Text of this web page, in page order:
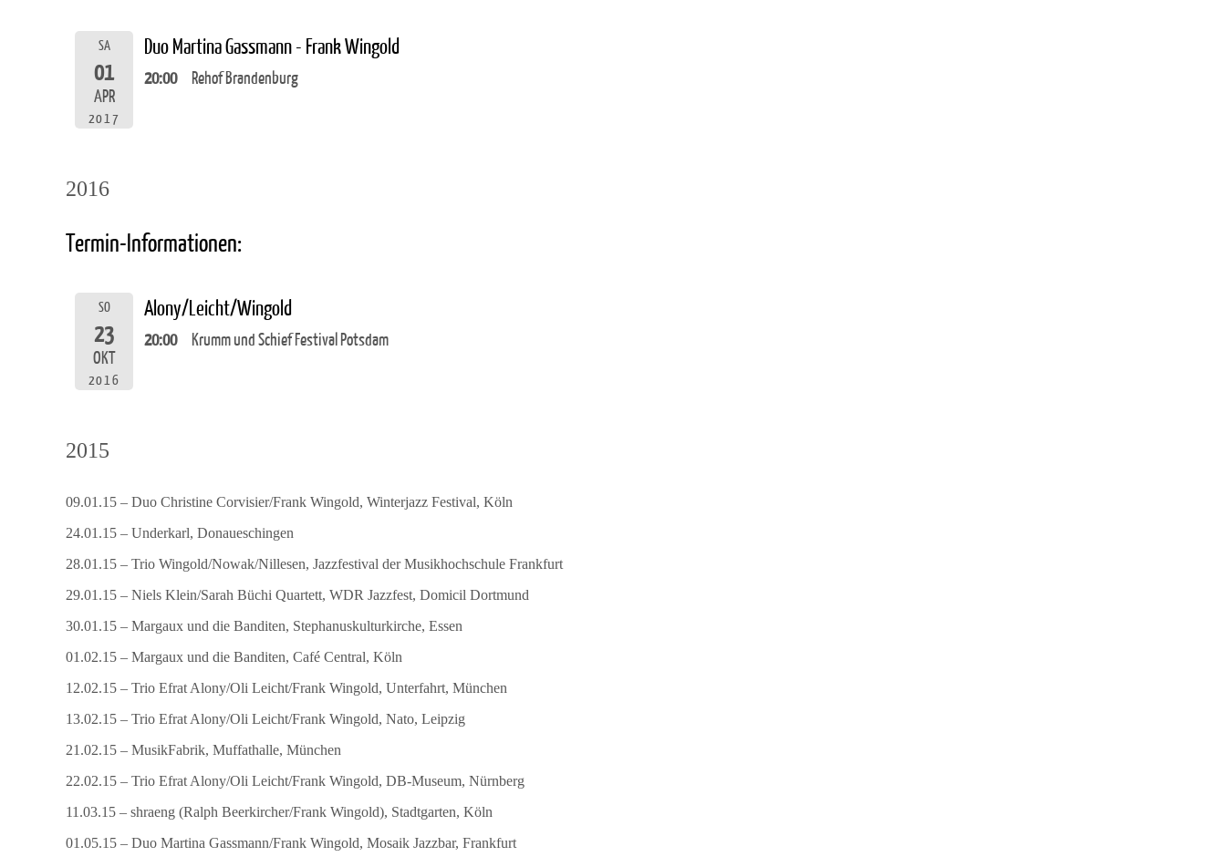
SA
01
APR
2017
Duo Martina Gassmann - Frank Wingold
20:00 Rehof Brandenburg
2016
Termin-Informationen:
SO
23
OKT
2016
Alony/Leicht/Wingold
20:00 Krumm und Schief Festival Potsdam
2015
09.01.15 – Duo Christine Corvisier/Frank Wingold, Winterjazz Festival, Köln
24.01.15 – Underkarl, Donaueschingen
28.01.15 – Trio Wingold/Nowak/Nillesen, Jazzfestival der Musikhochschule Frankfurt
29.01.15 – Niels Klein/Sarah Büchi Quartett, WDR Jazzfest, Domicil Dortmund
30.01.15 – Margaux und die Banditen, Stephanuskulturkirche, Essen
01.02.15 – Margaux und die Banditen, Café Central, Köln
12.02.15 – Trio Efrat Alony/Oli Leicht/Frank Wingold, Unterfahrt, München
13.02.15 – Trio Efrat Alony/Oli Leicht/Frank Wingold, Nato, Leipzig
21.02.15 – MusikFabrik, Muffathalle, München
22.02.15 – Trio Efrat Alony/Oli Leicht/Frank Wingold, DB-Museum, Nürnberg
11.03.15 – shraeng (Ralph Beerkircher/Frank Wingold), Stadtgarten, Köln
01.05.15 – Duo Martina Gassmann/Frank Wingold, Mosaik Jazzbar, Frankfurt